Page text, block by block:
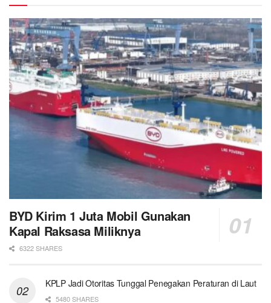
BYD Kirim 1 Juta Mobil Gunakan
Kapal Raksasa Miliknya
6322 SHARES
KPLP Jadi Otoritas Tunggal Penegakan Peraturan di Laut
5480 SHARES